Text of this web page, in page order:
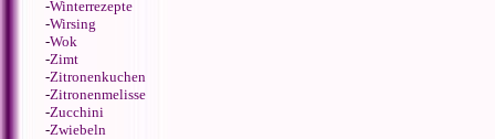
-Winterrezepte
-Wirsing
-Wok
-Zimt
-Zitronenkuchen
-Zitronenmelisse
-Zucchini
-Zwiebeln